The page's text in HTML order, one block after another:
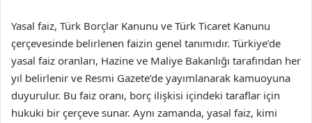
Yasal faiz, Türk Borçlar Kanunu ve Türk Ticaret Kanunu
çerçevesinde belirlenen faizin genel tanımıdır. Türkiye’de
yasal faiz oranları, Hazine ve Maliye Bakanlığı tarafından her
yıl belirlenir ve Resmi Gazete’de yayımlanarak kamuoyuna
duyurulur. Bu faiz oranı, borç ilişkisi içindeki taraflar için
hukuki bir çerçeve sunar. Aynı zamanda, yasal faiz, kimi